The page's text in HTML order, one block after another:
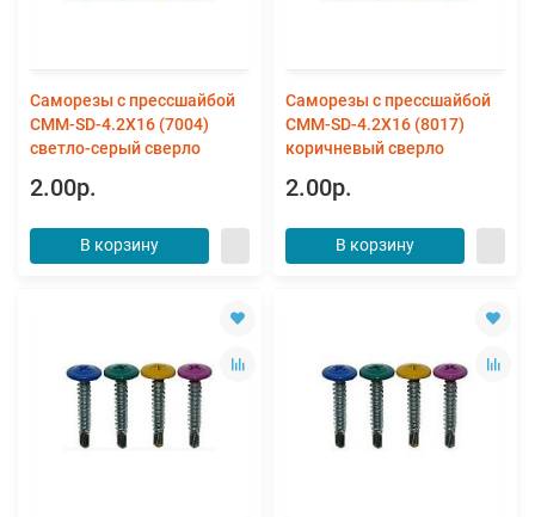
Саморезы с прессшайбой
CMM-SD-4.2X16 (7004)
светло-серый сверло
2.00р.
В корзину
Саморезы с прессшайбой
CMM-SD-4.2X16 (8017)
коричневый сверло
2.00р.
В корзину